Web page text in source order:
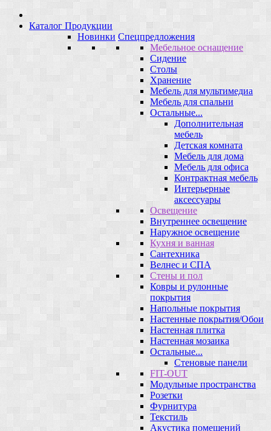
Каталог Продукции
Новинки Спецпредложения
Мебельное оснащение
Сидение
Столы
Хранение
Мебель для мультимедиа
Мебель для спальни
Остальные...
Дополнительная
мебель
Детская комната
Мебель для дома
Мебель для офиса
Контрактная мебель
Интерьерные
аксессуары
Освещение
Внутреннее освещение
Наружное освещение
Кухня и ванная
Сантехника
Велнес и СПА
Стены и пол
Ковры и рулонные
покрытия
Напольные покрытия
Настенные покрытия/Обои
Настенная плитка
Настенная мозаика
Остальные...
Стеновые панели
FIT-OUT
Модульные пространства
Розетки
Фурнитура
Текстиль
Акустика помещений